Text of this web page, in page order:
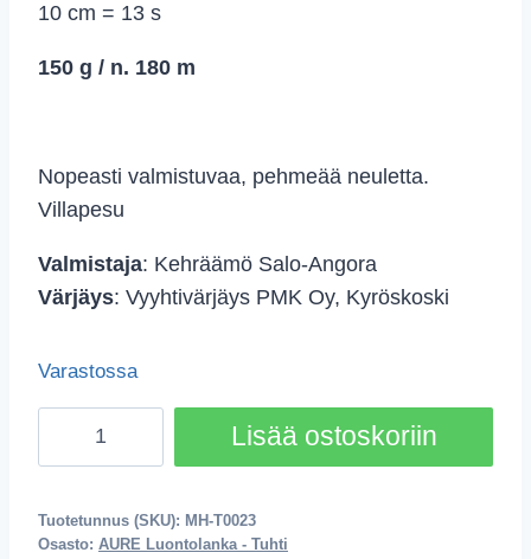
10 cm = 13 s
150 g / n. 180 m
Nopeasti valmistuvaa, pehmeää neuletta.
Villapesu
Valmistaja: Kehräämö Salo-Angora
Värjäys: Vyyhtivärjäys PMK Oy, Kyröskoski
Varastossa
määrä
Lisää ostoskoriin
Tuotetunnus (SKU): MH-T0023
Osasto: AURE Luontolanka - Tuhti